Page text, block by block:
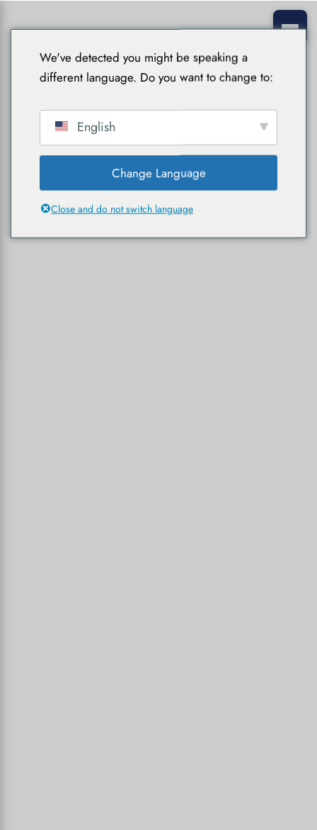
We've detected you might be speaking a
different language. Do you want to change to:
English
Change Language
Close and do not switch language